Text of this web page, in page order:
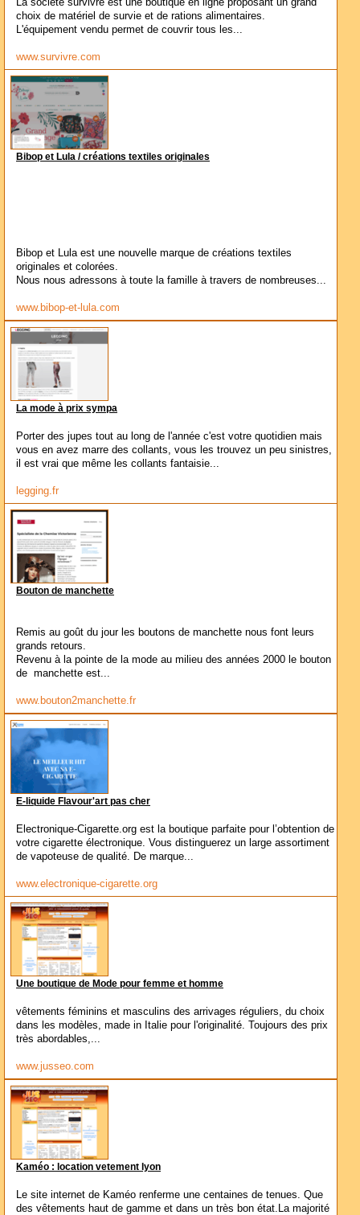
choix de matériel de survie et de rations alimentaires.
L'équipement vendu permet de couvrir tous les...
www.survivre.com
Bibop et Lula / créations textiles originales
Bibop et Lula est une nouvelle marque de créations textiles
originales et colorées.
Nous nous adressons à toute la famille à travers de nombreuses...
www.bibop-et-lula.com
La mode à prix sympa
Porter des jupes tout au long de l'année c'est votre quotidien mais
vous en avez marre des collants, vous les trouvez un peu sinistres,
il est vrai que même les collants fantaisie...
legging.fr
Bouton de manchette
Remis au goût du jour les boutons de manchette nous font leurs
grands retours.
Revenu à la pointe de la mode au milieu des années 2000 le bouton
de manchette est...
www.bouton2manchette.fr
E-liquide Flavour'art pas cher
Electronique-Cigarette.org est la boutique parfaite pour l’obtention de
votre cigarette électronique. Vous distinguerez un large assortiment
de vapoteuse de qualité. De marque...
www.electronique-cigarette.org
Une boutique de Mode pour femme et homme
vêtements féminins et masculins des arrivages réguliers, du choix
dans les modèles, made in Italie pour l'originalité. Toujours des prix
très abordables,...
www.jusseo.com
Kaméo : location vetement lyon
Le site internet de Kaméo renferme une centaines de tenues. Que
des vêtements haut de gamme et dans un très bon état.La majorité